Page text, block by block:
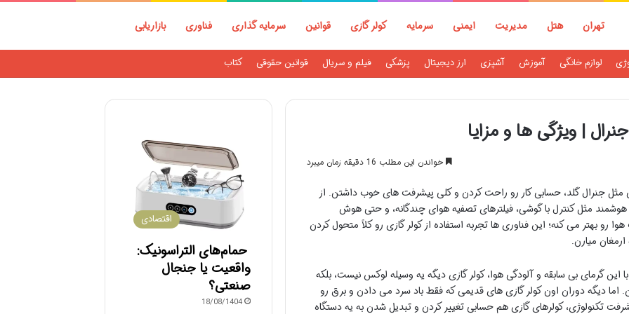
تهران هتل مدیریت ایمنی سرمایه کولر گازی قوانین سرمایه گذاری فناوری بازاریابی
لوازم خانگی آموزش آشپزی ارز دیجیتال پزشکی فیلم و سریال قوانین حقوقی کتاب
| ویژگی ها و مزایا
خواندن این مطلب 16 دقیقه زمان میبرد
مثل جنرال گلد، حسابی کار رو راحت کردن و کلی پیشرفت های خوب داشتن. از
هوشمند مثل کنترل با گوشی، فیلترهای تصفیه هوای چندگانه، و حتی هوش
بهتر می کنه؛ این فناوری ها تجربه استفاده از کولر گازی رو کلاً متحول کردن
میارن.
این گرمای بی سابقه و آلودگی هوا، کولر گازی دیگه یه وسیله لوکس نیست، بلکه
اما دیگه دوران اون کولر گازی های قدیمی که فقط باد سرد می دادن و برق رو
تکنولوژی، کولرهای گازی هم حسابی تغییر کردن و تبدیل شدن به یه دستگاه
اقتصادی
حمام‌های التراسونیک:
واقعیت یا جنجال
صنعتی؟
18/08/1404